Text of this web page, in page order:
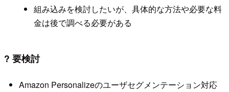
組み込みを検討したいが、具体的な方法や必要な料
金は後で調べる必要がある
? 要検討
Amazon Personalizeのユーザセグメンテーション対応